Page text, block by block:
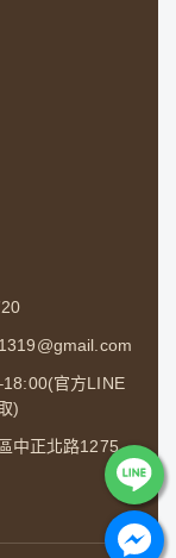
官方LINE
)
中正北路1275